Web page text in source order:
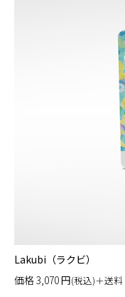
Lakubi（ラクビ）
価格3,070円(税込)＋送料